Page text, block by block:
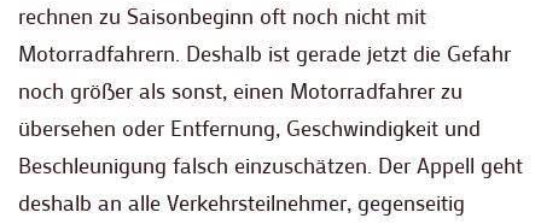
rechnen zu Saisonbeginn oft noch nicht mit
Motorradfahrern. Deshalb ist gerade jetzt die Gefahr
noch größer als sonst, einen Motorradfahrer zu
übersehen oder Entfernung, Geschwindigkeit und
Beschleunigung falsch einzuschätzen. Der Appell geht
deshalb an alle Verkehrsteilnehmer, gegenseitig